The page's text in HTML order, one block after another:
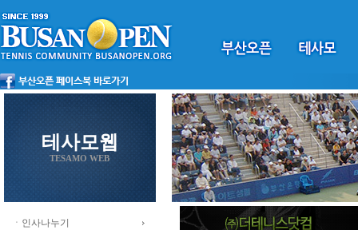
테사모웹
TESAMO WEB
ㆍ인사나누기